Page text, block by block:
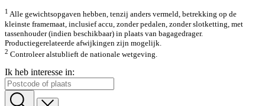
1 Alle gewichtsopgaven hebben, tenzij anders vermeld, betrekking op de
kleinste framemaat, inclusief accu, zonder pedalen, zonder slotketting, met
tassenhouder (indien beschikbaar) in plaats van bagagedrager.
Productiegerelateerde afwijkingen zijn mogelijk.
2 Controleer alstublieft de nationale wetgeving.
Ik heb interesse in: